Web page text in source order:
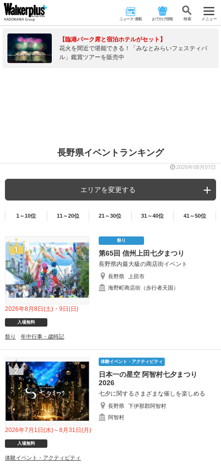
ニュース･連載 おでかけ情報 検 索 メニュー
【臨港パーク席と宿泊ホテルがセット】
花火を間近で堪能できる！「みなとみらいフェスティバ
ル」鑑賞ツアーを販売中
長野県イベントランキング
2026年08月07日
エリアを変更する
1～10位 11～20位 21～30位 31～40位 41～50位
祭り
第65回 信州上田七夕まつり
長野県内最大級の商店街イベント
長野県
上田市
海野町商店街（歩行者天国）
2026年8月8日(土)・9日(日)
入場無料
祭り 年中行事・歳時記
体験イベント・アクティビティ
日本一の星空 阿智村七夕まつり
2026
七夕に関するさまざまな催しを楽しめる
長野県
下伊那郡阿智村
阿智村
2026年7月1日(水)～8月31日(月)
入場無料
体験イベント・アクティビティ